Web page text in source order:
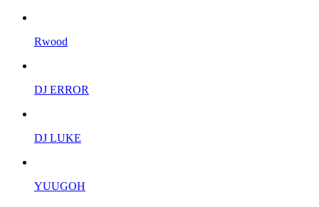
Rwood
DJ ERROR
DJ LUKE
YUUGOH